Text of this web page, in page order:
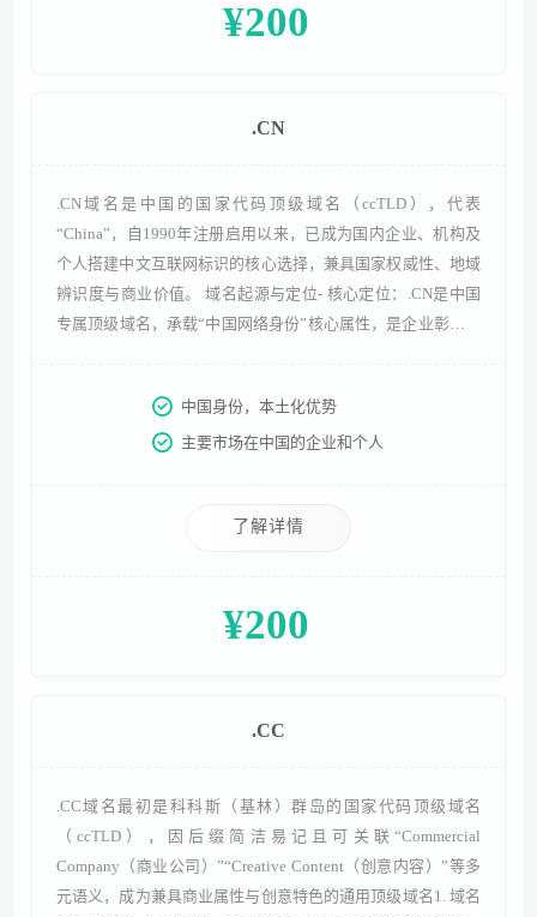
¥200
.CN
.CN域名是中国的国家代码顶级域名（ccTLD），代表
“China”，自1990年注册启用以来，已成为国内企业、机构及
个人搭建中文互联网标识的核心选择，兼具国家权威性、地域
辨识度与商业价值。 域名起源与定位- 核心定位：.CN是中国
专属顶级域名，承载“中国网络身份”核心属性，是企业彰显本
注册，2002年开放个人注册（后调整后现个人可注册），
2016年推出中文.CN域名，形成全场景域名体系，
中国身份，本土化优势
主要市场在中国的企业和个人
了解详情
¥200
.CC
.CC域名最初是科科斯（基林）群岛的国家代码顶级域名
（ccTLD），因后缀简洁易记且可关联“Commercial
Company（商业公司）”“Creative Content（创意内容）”等多
元语义，成为兼具商业属性与创意特色的通用顶级域名1. 域名